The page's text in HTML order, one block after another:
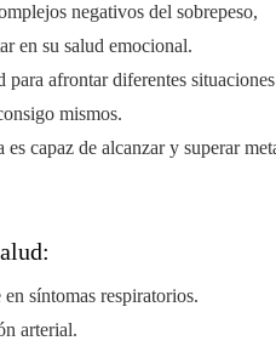
negativos del sobrepeso,
en su salud emocional.
para afrontar diferentes
mismos.
es capaz de alcanzar y superar
síntomas respiratorios.
arterial.